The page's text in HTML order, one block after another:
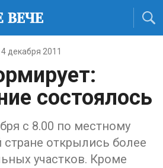
декабря 2011
состоялось
с 8.00 по местному
открылись более
участков. Кроме